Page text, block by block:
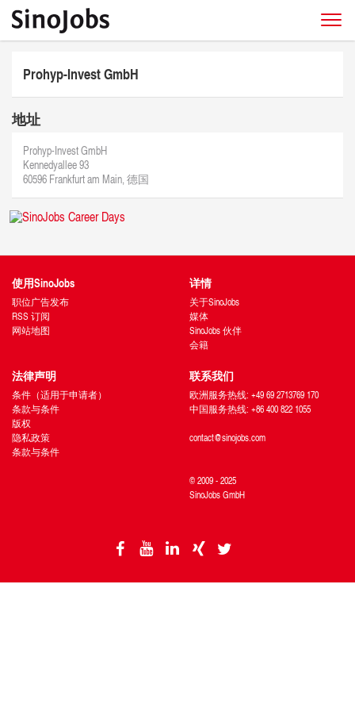
Prohyp-Invest GmbH
地址
Prohyp-Invest GmbH
Kennedyallee 93
60596 Frankfurt am Main, 德国
使用SinoJobs
职位广告发布
RSS 订阅
网站地图
详情
关于SinoJobs
媒体
SinoJobs 伙伴
会籍
法律声明
条件（适用于申请者）
条款与条件
版权
隐私政策
条款与条件
联系我们
欧洲服务热线: +49 69 2713769 170
中国服务热线: +86 400 822 1055
contact@sinojobs.com
© 2009 - 2025
SinoJobs GmbH